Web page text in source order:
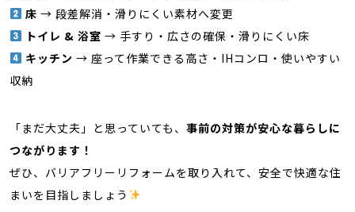
床 → 段差解消・滑りにくい素材へ変更
トイレ & 浴室 → 手すり・広さの確保・滑りにくい床
キッチン → 座って作業できる高さ・IHコンロ・使いやすい
収納
「まだ大丈夫」と思っていても、 事前の対策が安心な暮らしに
つながります！
ぜひ、バリアフリーリフォームを取り入れて、安全で快適な住
まいを目指しましょう